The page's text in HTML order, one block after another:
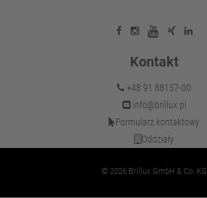
Kontakt
+48 91 88157-00
info@brillux.pl
Formularz kontaktowy
Oddziały
© 2026 Brillux GmbH & Co. KG